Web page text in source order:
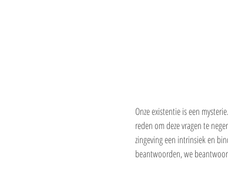
Onze existentie is een
reden om deze vragen te
zingeving een intrinsiek en
beantwoorden, we